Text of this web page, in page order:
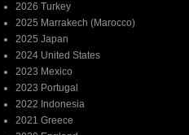
2026 Turkey
2025 Marrakech (Marocco)
2025 Japan
2024 United States
2023 Mexico
2023 Portugal
2022 Indonesia
2021 Greece